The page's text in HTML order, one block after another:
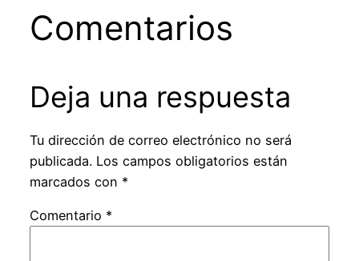
Comentarios
Deja una respuesta
Tu dirección de correo electrónico no será
publicada. Los campos obligatorios están
marcados con *
Comentario *